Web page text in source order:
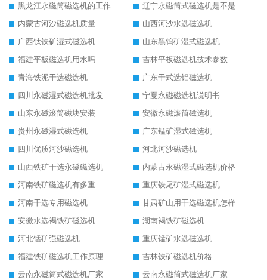
黑龙江永磁筒磁选机的工作原理
辽宁永磁筒式磁选机是不是强磁
内蒙古河沙磁选机质量
山西河沙水选磁选机
广西钛铁矿湿式磁选机
山东黑钨矿湿式磁选机
福建平板磁选机用水吗
吉林平板磁选机技术参数
青海铁泥干选磁选机
广东干式选铝磁选机
四川永磁湿式磁选机批发
宁夏永磁磁选机说明书
山东永磁滚筒磁块安装
安徽永磁滚筒磁选机
贵州永磁湿式磁选机
广东锰矿湿式磁选机
四川优质河沙磁选机
河北河沙磁选机
山西铁矿干选永磁磁选机
内蒙古永磁湿式磁选机价格
河南铁矿磁选机有多重
重庆铁尾矿湿式磁选机
河南干选专用磁选机
甘肃矿山用干选磁选机怎样调磁
安徽水选褐铁矿磁选机
湖南褐铁矿磁选机
河北锰矿强磁选机
重庆锰矿水选磁选机
福建铁矿磁选机工作原理
吉林铁矿磁选机价格
云南永磁筒式磁选机厂家
云南永磁筒式磁选机厂家